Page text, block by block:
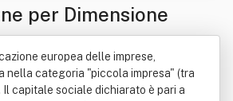
per Dimensione
europea delle imprese,
nella categoria "piccola impresa" (tra
Il capitale sociale dichiarato è pari a